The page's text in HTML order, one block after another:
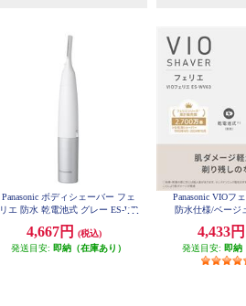
Panasonic ボディシェーバー フェ
リエ 防水 乾電池式 グレー ES-WR
4,667円
(税込)
発送目安: 即納（在庫あり）
Panasonic VIOフ
防水仕様/ベージ
4,433円
発送目安: 即納